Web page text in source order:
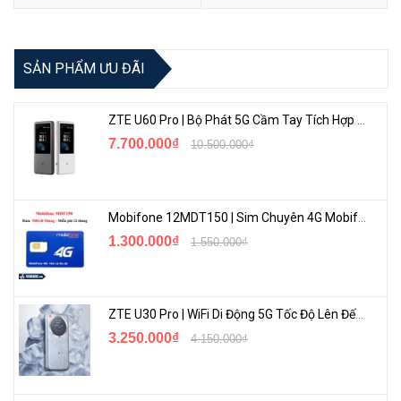
Với Baseus BA04 Bluetooth Receiver CSR 5.0 máy tính của bạn có
Bluetooth, tay cầm chơi game, loa và tai nghe bluetooth một cách
dễ dàng và ổn định .
SẢN PHẨM ƯU ĐÃI
ZTE U60 Pro | Bộ Phát 5G Cầm Tay Tích Hợp Công Nghệ WiFi 7, Pin 10000mAh
7.700.000₫ 10.500.000₫
1.300.000₫ 1.550.000₫
ZTE U30 Pro | WiFi Di Động 5G Tốc Độ Lên Đến 500Mbps, Màn Hình Cảm Ứng
3.250.000₫ 4.150.000₫